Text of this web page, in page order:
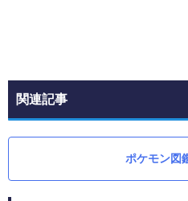
関連記事
ポケモン図